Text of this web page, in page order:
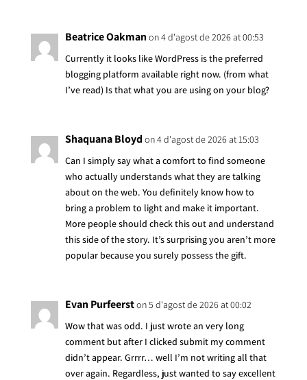
Beatrice Oakmanon 4 d'agost de 2026 at 00:53
Currently it looks like WordPress is the preferred
blogging platform available right now. (from what
I’ve read) Is that what you are using on your blog?
Shaquana Bloyd on 4 d'agost de 2026 at 15:03
Can I simply say what a comfort to find someone
who actually understands what they are talking
about on the web. You definitely know how to
bring a problem to light and make it important.
More people should check this out and understand
this side of the story. It’s surprising you aren’t more
popular because you surely possess the gift.
Evan Purfeerston 5 d'agost de 2026 at 00:02
Wow that was odd. I just wrote an very long
comment but after I clicked submit my comment
didn’t appear. Grrrr… well I’m not writing all that
over again. Regardless, just wanted to say excellent